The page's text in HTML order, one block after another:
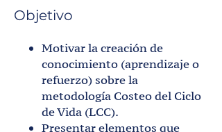
Objetivo
Motivar la creación de
conocimiento (aprendizaje o
refuerzo) sobre la
metodología Costeo del Ciclo
de Vida (LCC).
Presentar elementos que